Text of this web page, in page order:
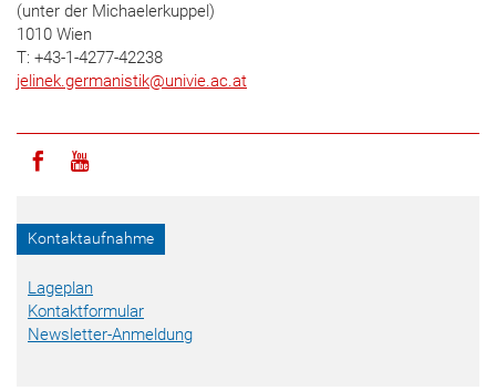
(unter der Michaelerkuppel)
1010 Wien
T: +43-1-4277-42238
jelinek.germanistik@univie.ac.at
Icon facebook
Icon youtube
Kontaktaufnahme
Lageplan
Kontaktformular
Newsletter-Anmeldung